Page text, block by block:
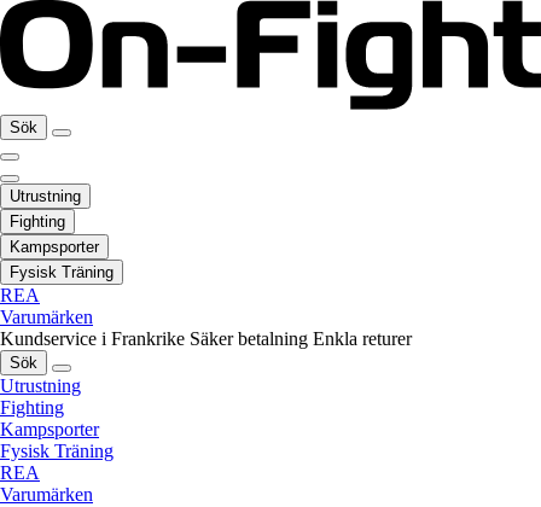
Sök
Utrustning
Fighting
Kampsporter
Fysisk Träning
REA
Varumärken
Kundservice i Frankrike Säker betalning Enkla returer
Sök
Utrustning
Fighting
Kampsporter
Fysisk Träning
REA
Varumärken